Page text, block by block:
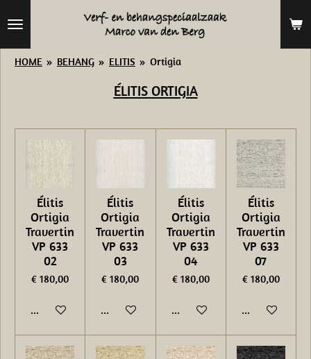
HOME » BEHANG » ELITIS » Ortigia
ÉLITIS ORTIGIA
Élitis
Ortigia
Travertin
VP 633
02
€ 180,00
In winkelwagen
Élitis
Ortigia
Travertin
VP 633
03
€ 180,00
In winkelwagen
Élitis
Ortigia
Travertin
VP 633
04
€ 180,00
In winkelwagen
Élitis
Ortigia
Travertin
VP 633
07
€ 180,00
In